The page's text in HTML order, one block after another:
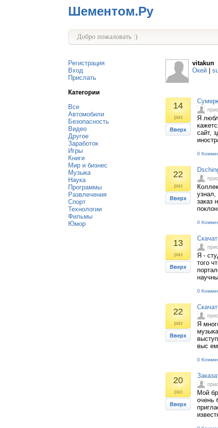
Шементом.Ру
Добро пожаловать :)
Регистрация
Вход
Прислать
Категории
Все
Автомобили
Безопасность
Видео
Другое
Заработок
Игры
Книги
Мир и бизнес
Музыка
Наука
Программы
Развлечения
Спорт
Технологии
Фильмы
Юмор
vitakun
Окей
14
раз
Вверх
Я
сайт,
0
22
раз
Вверх
узнал,
заказ
0
13
раз
Вверх
Я -
того
0
22
раз
Вверх
Я
выс
0
20
раз
Вверх
Мой
очень